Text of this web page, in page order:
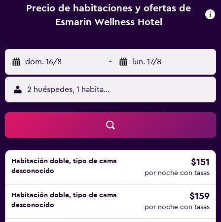
navegar por la web gracias a nuestro acceso a Internet
por cable gratis. Los servicios para las personas de
ofrece servicio de limpieza todos los días. Este hotel
dispone de 6 pistas de tenis al aire libre, una pista de tenis
cubierta y centro de bienestar. Además de una piscina
cubierta, los servicios de ocio y esparcimiento incluyen
sauna y gimnasio. Se pueden practicar las actividades de
ocio y esparcimiento que se indican más abajo en las
instalaciones o cerca del alojamiento (es posible que se
aplique un recargo).
Precio de habitaciones y ofertas de
Esmarin Wellness Hotel
dom. 16/8 - lun. 17/8
2 huéspedes, 1 habitación
Habitación doble, tipo de cama
desconocido
$151
por noche con tasas
Habitación doble, tipo de cama
desconocido
$159
por noche con tasas